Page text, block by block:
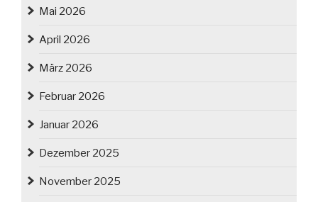
Mai 2026
April 2026
März 2026
Februar 2026
Januar 2026
Dezember 2025
November 2025